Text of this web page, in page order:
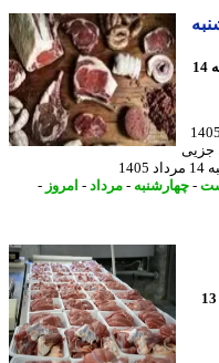
چهارشنبه-مرداد-امروز-